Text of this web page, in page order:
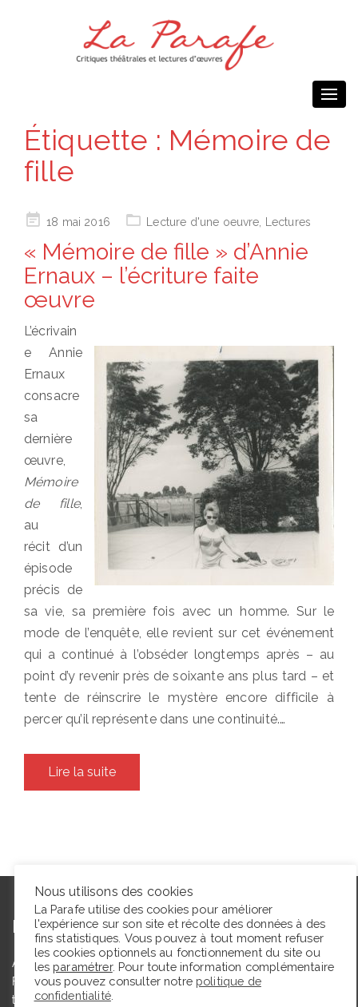
Étiquette : Mémoire de
fille
Posted18 mai 2016 Lecture d'une oeuvre Lectures
« Mémoire de fille » d’Annie
Ernaux – l’écriture faite
œuvre
L’écrivain
e Annie
Ernaux
consacre
sa
dernière
œuvre,
Mémoire
de fille,
au
récit d’un
épisode
précis de
sa vie, sa première fois avec un homme. Sur le
mode de l’enquête, elle revient sur cet événement
qui a continué à l’obséder longtemps après – au
point d’y revenir près de soixante ans plus tard – et
tente de réinscrire le mystère encore difficile à
percer qu’il représente dans une continuité.…
Lire la suite
L’autrice
Agrégée de lettres modernes et docteure en études théâtrales,
Floriane Toussaint est maîtresse de conférences en études
théâtrales à l’Université de Caen Normandie et membre du
Nous utilisons des cookies
La Parafe utilise des cookies pour améliorer
l'expérience sur son site et récolte des données à des
fins statistiques. Vous pouvez à tout moment refuser
les cookies optionnels au fonctionnement du site ou
les paramétrer. Pour toute information complémentaire
vous pouvez consulter notre politique de
confidentialité.